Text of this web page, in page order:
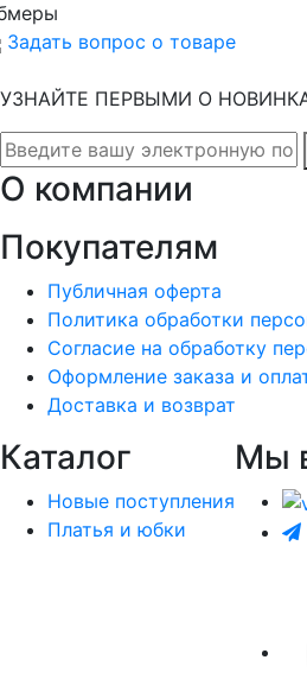
Задать вопрос о товаре
УЗНАЙТЕ ПЕРВЫМИ О
О компании
Покупателям
Публичная оферта
Политика обработки
Согласие на обработку
Оформление заказа и
Доставка и возврат
Каталог
Новые поступления
Платья и юбки
Мы